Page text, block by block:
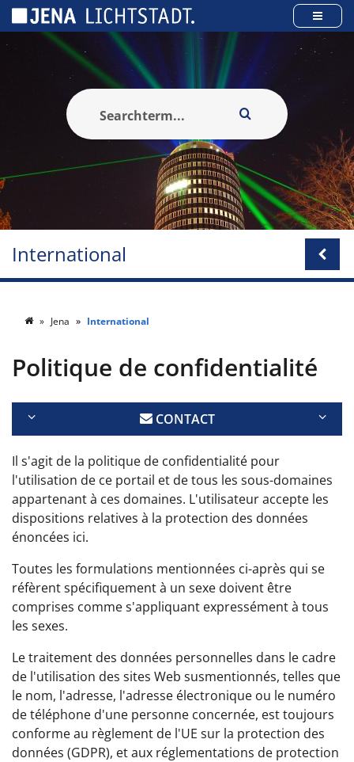
International
Jena International
Politique de confidentialité
CONTACT
Il s'agit de la politique de confidentialité pour
l'utilisation de ce portail et de tous les sous-domaines
appartenant à ces domaines. L'utilisateur accepte les
dispositions relatives à la protection des données
énoncées ici.
Toutes les formulations mentionnées ci-après qui se
réfèrent spécifiquement à un sexe doivent être
comprises comme s'appliquant expressément à tous
les sexes.
Le traitement des données personnelles dans le cadre
de l'utilisation des sites Web susmentionnés, telles que
le nom, l'adresse, l'adresse électronique ou le numéro
de téléphone d'une personne concernée, est toujours
conforme au règlement de l'UE sur la protection des
données (GDPR), et aux réglementations de protection
Panneau de gestion des cookies